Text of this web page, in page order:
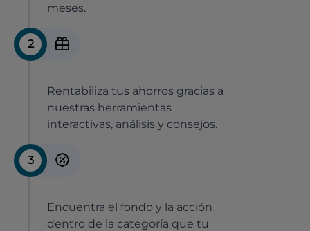
meses.
2
Rentabiliza tus ahorros gracias a
nuestras herramientas
interactivas, análisis y consejos.
3
Encuentra el fondo y la acción
dentro de la categoría que tu